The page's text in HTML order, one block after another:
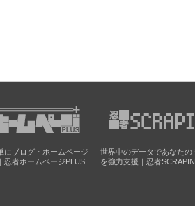
にブログ・ホームページ
忍者ホームページPLUS
世界中のデータであなたの
を強力支援｜忍者